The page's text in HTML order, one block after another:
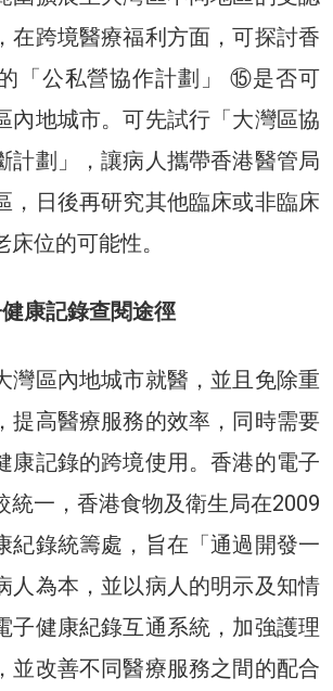
在跨境醫療福利方面，可探討香
「公私營協作計劃」 ⑮是否可
內地城市。可先試行「大灣區協
計劃」，讓病人攜帶香港醫管局
，日後再研究其他臨床或非臨床
位的可能性。
健康記錄查閱途徑
灣區內地城市就醫，並且免除重
提高醫療服務的效率，同時需要
康記錄的跨境使用。香港的電子
統一，香港食物及衛生局在2009
紀錄統籌處，旨在「通過開發一
人為本，並以病人的明示及知情
子健康紀錄互通系統，加強護理
並改善不同醫療服務之間的配合